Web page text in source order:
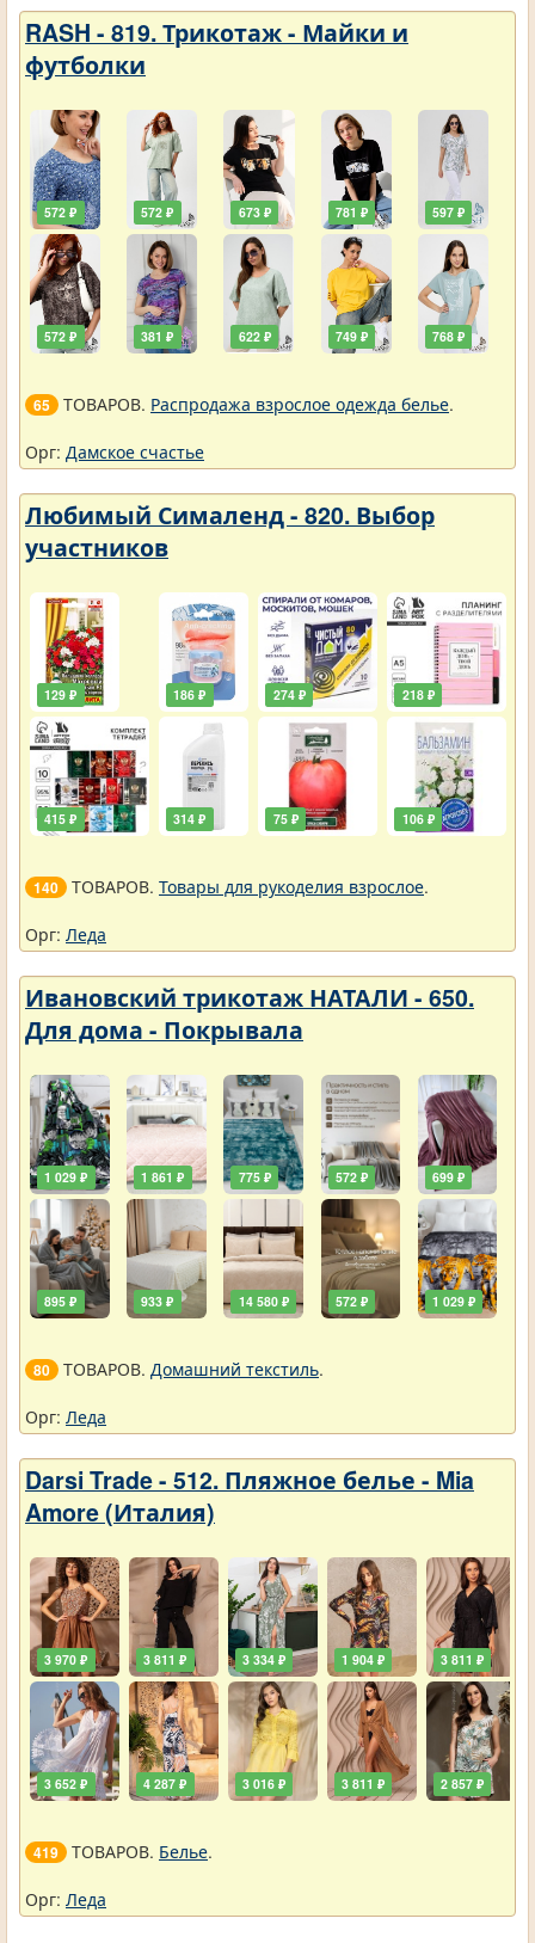
RASH - 819. Трикотаж - Майки и
футболки
572 ₽
572 ₽
572 ₽
381 ₽
673 ₽
622 ₽
781 ₽
749 ₽
597 ₽
768 ₽
65 ТОВАРОВ. Распродажа взрослое одежда белье.
Орг: Дамское счастье
Любимый Сималенд - 820. Выбор
участников
129 ₽
415 ₽
186 ₽
314 ₽
274 ₽
75 ₽
218 ₽
106 ₽
140 ТОВАРОВ. Товары для рукоделия взрослое.
Орг: Леда
Ивановский трикотаж НАТАЛИ - 650.
Для дома - Покрывала
1 029 ₽
895 ₽
1 861 ₽
933 ₽
775 ₽
14 580 ₽
572 ₽
572 ₽
699 ₽
1 029 ₽
80 ТОВАРОВ. Домашний текстиль.
Орг: Леда
Darsi Trade - 512. Пляжное белье - Mia
Amore (Италия)
3 970 ₽
3 652 ₽
3 811 ₽
4 287 ₽
3 334 ₽
3 016 ₽
1 904 ₽
3 811 ₽
3 811 ₽
2 857 ₽
419 ТОВАРОВ. Белье.
Орг: Леда